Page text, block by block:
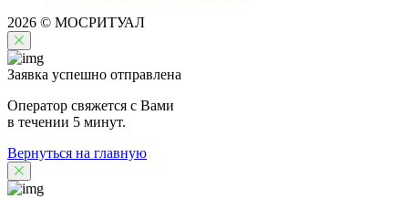
2026 © МОСРИТУАЛ
Заявка успешно отправлена
Оператор свяжется с Вами
в течении 5 минут.
Вернуться на главную